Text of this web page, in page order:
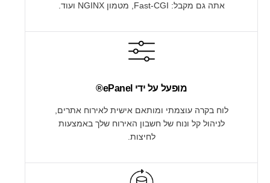
אתה גם מקבל: Fast-CGI, מטמון NGINX ועוד.
מוּפעל על ידי ePanel®
לוח בקרה עוצמתי ומותאם אישית לאירוח אתרים,
לניהול קל ונוח של חשבון האירוח שלך באמצעות
לחיצות.